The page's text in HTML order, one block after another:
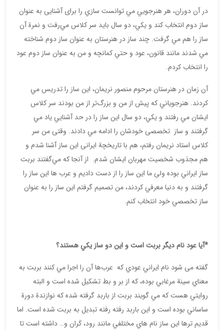
در آن دوران، هر هنرجويي مي توانست سازي را برای آشنایی به عنوان
ساز دوم انتخاب كند و يكي، دو سال بايد سر كلاس مي‌رفت و نمرة آن
ساز را هم مي گرفت. چند ساز در هنرستان به عنوان ساز دوم شناخته
مي شدند مانند قانون، عود و حتي كمانچه و من به عنوان ساز دوم عود
را انتخاب كردم.
آن زمان در هنرستان مرحوم منصور نريمان، اين ساز را تدريس مي
كردند. هنرجوياني كه پيش از من و بزرگ‌تر از من بودند سر كلاس
ايشان مي رفتند و يكي، دو سال اين ساز را در حد آشنايي ياد مي
گرفتند و ساز تخصصی خودشان را ادامه مي دادند. وقتی من سر
كلاس استاد نریمان رفتم، هم با تاريخچة ایرانی اين ساز آشنا شدم و
هم مجذوب شخصيت مهربان ايشان شدم. از آنجا كه مي‌گفتند بربت
ساز ايراني بوده ولی ما اين ساز را از دست داديم و عرب ها اين ساز را
گرفتند و به دنيا معرفي‌ كردند، من تصميم گرفتم اين ساز را به عنوان
ساز تخصصي خود انتخاب كنم.
*آيا عود نام ديگر بربت است و اين دو ساز يكي هستند؟
گفته می شود نام ايراني عودي كه عرب‌ها آن را اجرا مي كنند بربت به
معناي سينة مرغابي بوده، كه از بر و بط تشكيل شده است و البته
روايتي هست كه مي ‌گويند بربت از باربد گرفته شده كه نوازندة دورة
ساساني بوده است و اين باربد رفته رفته تبديل به بربت شده است. اما
قديم ‌ترها اين ساز نام هاي مختلفي مانند رود، كَران و… داشته است تا